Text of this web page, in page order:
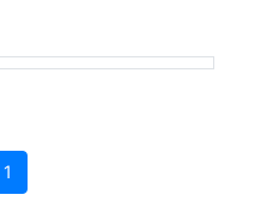
1